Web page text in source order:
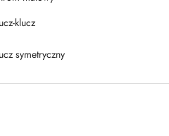
klucz
symetryczny